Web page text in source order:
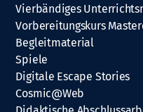
Vierbändiges
Vorbereitungskurs
Begleitmaterial
Spiele
Digitale Escape Stories
Cosmic@Web